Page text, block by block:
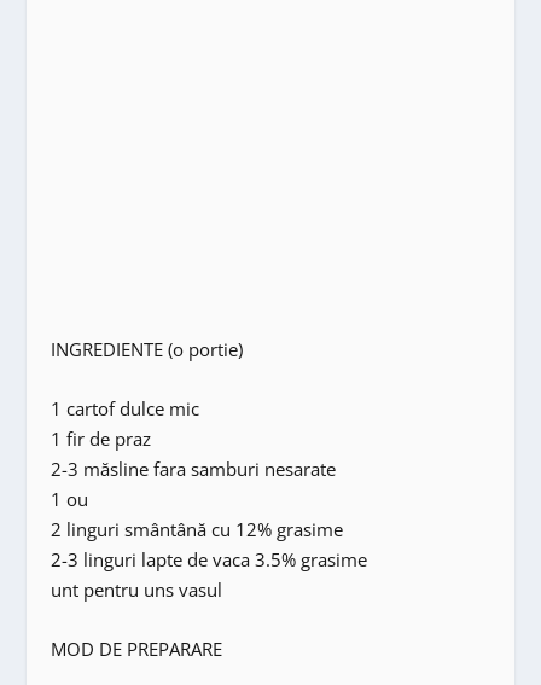
INGREDIENTE (o portie)
1 cartof dulce mic
1 fir de praz
2-3 măsline fara samburi nesarate
1 ou
2 linguri smântână cu 12% grasime
2-3 linguri lapte de vaca 3.5% grasime
unt pentru uns vasul
MOD DE PREPARARE